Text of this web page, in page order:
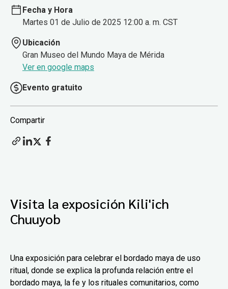
Fecha y Hora
Martes 01 de Julio de 2025 12:00 a. m. CST
Ubicación
Gran Museo del Mundo Maya de Mérida
Ver en google maps
Evento gratuito
Compartir
Visita la exposición Kili'ich
Chuuyob
Una exposición para celebrar el bordado maya de uso
ritual, donde se explica la profunda relación entre el
bordado maya, la fe y los rituales comunitarios, como